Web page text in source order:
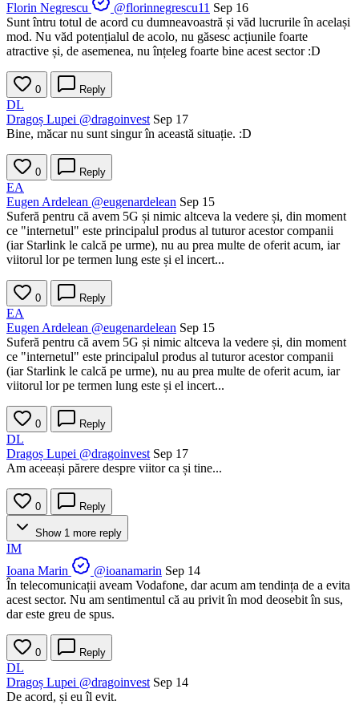
Florin Negrescu
@florinnegrescu11 Sep 16
Sunt întru totul de acord cu dumneavoastră și văd lucrurile în același
mod. Nu văd potențialul de acolo, nu găsesc acțiunile foarte
atractive și, de asemenea, nu înțeleg foarte bine acest sector :D
0 Reply
DL
Dragoș Lupei @dragoinvest Sep 17
Bine, măcar nu sunt singur în această situație. :D
0 Reply
EA
Eugen Ardelean @eugenardelean Sep 15
Suferă pentru că avem 5G și nimic altceva la vedere și, din moment
ce "internetul" este principalul produs al tuturor acestor companii
(iar Starlink le calcă pe urme), nu au prea multe de oferit acum, iar
viitorul lor pe termen lung este și el incert...
0 Reply
EA
Eugen Ardelean @eugenardelean Sep 15
Suferă pentru că avem 5G și nimic altceva la vedere și, din moment
ce "internetul" este principalul produs al tuturor acestor companii
(iar Starlink le calcă pe urme), nu au prea multe de oferit acum, iar
viitorul lor pe termen lung este și el incert...
0 Reply
DL
Dragoș Lupei @dragoinvest Sep 17
Am aceeași părere despre viitor ca și tine...
0 Reply
Show 1 more reply
IM
Ioana Marin
@ioanamarin Sep 14
În telecomunicații aveam Vodafone, dar acum am tendința de a evita
acest sector. Nu am sentimentul că au privit în mod deosebit în sus,
dar este greu de spus.
0 Reply
DL
Dragoș Lupei @dragoinvest Sep 14
De acord, și eu îl evit.